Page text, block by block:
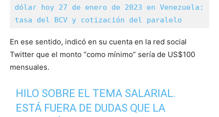
dólar hoy 27 de enero de 2023 en Venezuela:
tasa del BCV y cotización del paralelo
En ese sentido, indicó en su cuenta en la red social
Twitter que el monto “como mínimo” sería de US$100
mensuales.
HILO SOBRE EL TEMA SALARIAL.
ESTÁ FUERA DE DUDAS QUE LA